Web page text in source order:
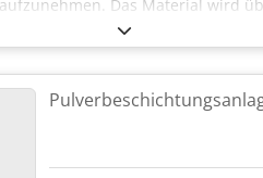
Das Material wird
ein gleichmäßiges
Stop-Funktion, Hauptschalter,
besichtigt werden